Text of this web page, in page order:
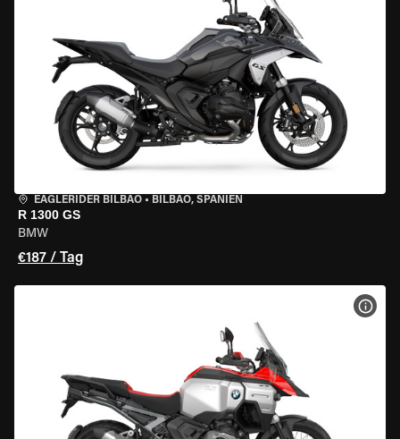
EAGLERIDER BILBAO • BILBAO, SPANIEN
R 1300 GS
BMW
€187 / Tag